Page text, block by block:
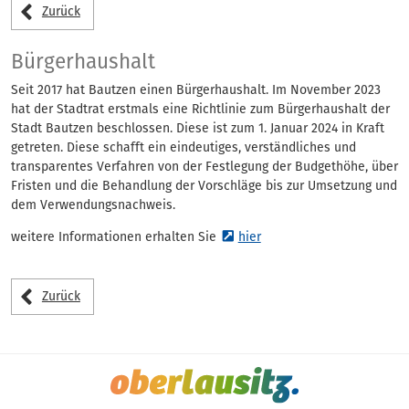
Zurück
Bürgerhaushalt
Seit 2017 hat Bautzen einen Bürgerhaushalt. Im November 2023
hat der Stadtrat erstmals eine Richtlinie zum Bürgerhaushalt der
Stadt Bautzen beschlossen. Diese ist zum 1. Januar 2024 in Kraft
getreten. Diese schafft ein eindeutiges, verständliches und
transparentes Verfahren von der Festlegung der Budgethöhe, über
Fristen und die Behandlung der Vorschläge bis zur Umsetzung und
dem Verwendungsnachweis.
weitere Informationen erhalten Sie hier
Zurück